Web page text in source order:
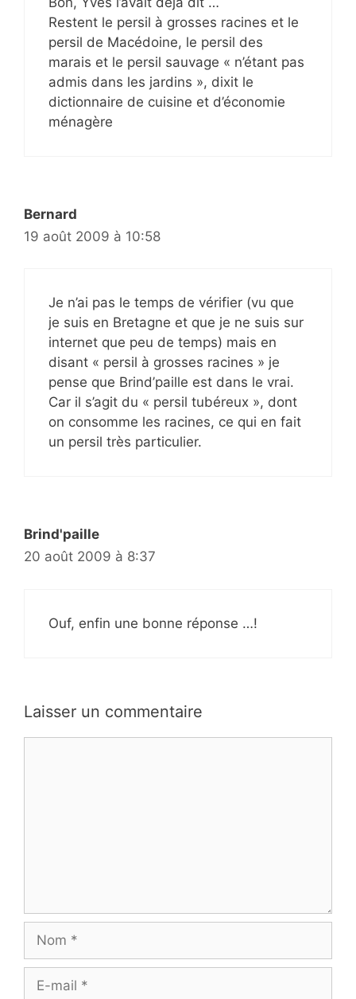
Restent le persil à grosses racines et le
persil de Macédoine, le persil des
marais et le persil sauvage « n’étant pas
admis dans les jardins », dixit le
dictionnaire de cuisine et d’économie
ménagère
Bernard
19 août 2009 à 10:58
Je n’ai pas le temps de vérifier (vu que
je suis en Bretagne et que je ne suis sur
internet que peu de temps) mais en
disant « persil à grosses racines » je
pense que Brind’paille est dans le vrai.
Car il s’agit du « persil tubéreux », dont
on consomme les racines, ce qui en fait
un persil très particulier.
Brind'paille
20 août 2009 à 8:37
Ouf, enfin une bonne réponse …!
Laisser un commentaire
Nom